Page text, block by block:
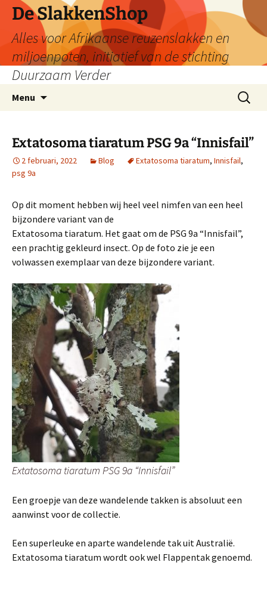
De SlakkenShop
Alles voor Afrikaanse reuzenslakken en
miljoenpoten, initiatief van de stichting
Duurzaam Verder
Menu
Zoeken
naar:
Extatosoma tiaratum PSG 9a “Innisfail”
2 februari, 2022 Blog Extatosoma tiaratum, Innisfail,
psg 9a
Op dit moment hebben wij heel veel nimfen van een heel
bijzondere variant van de
Extatosoma tiaratum. Het gaat om de PSG 9a “Innisfail”,
een prachtig gekleurd insect. Op de foto zie je een
volwassen exemplaar van deze bijzondere variant.
Extatosoma tiaratum PSG 9a “Innisfail”
Een groepje van deze wandelende takken is absoluut een
aanwinst voor de collectie.
Een superleuke en aparte wandelende tak uit Australië.
Extatosoma tiaratum wordt ook wel Flappentak genoemd.